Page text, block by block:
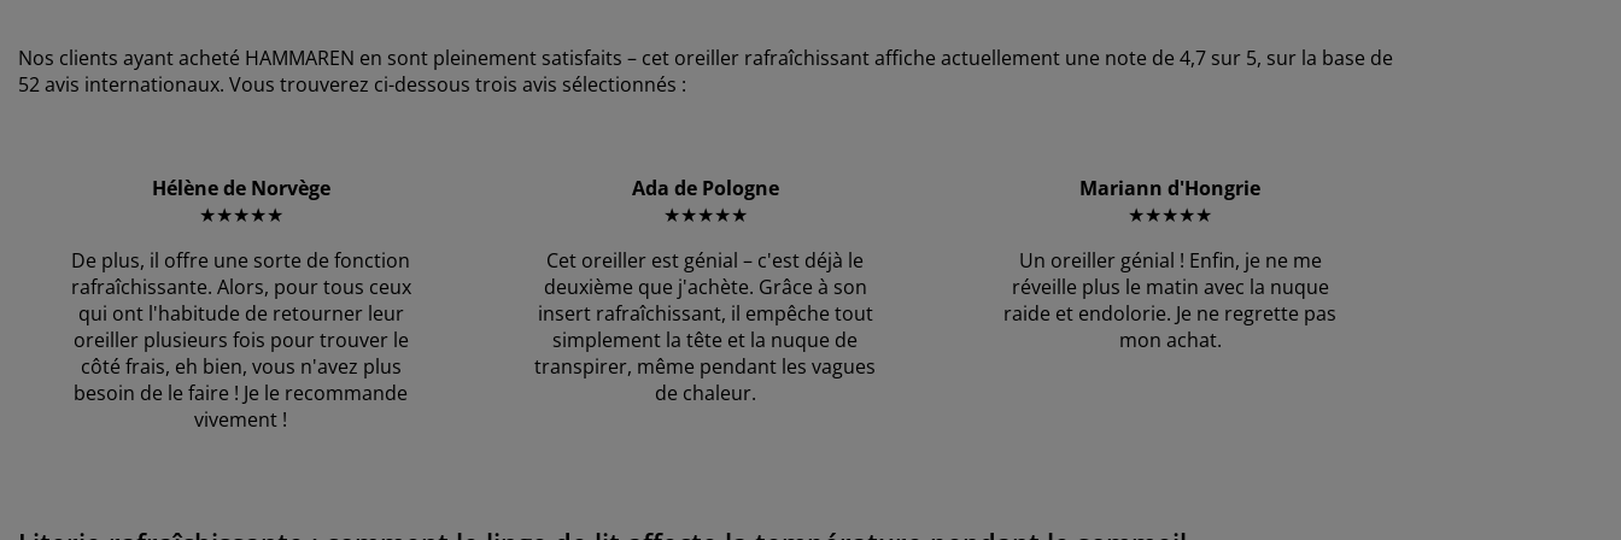
Nos clients ayant acheté HAMMAREN en sont pleinement satisfaits – cet oreiller rafraîchissant affiche actuellement une note de 4,7 sur 5, sur la base de
52 avis internationaux. Vous trouverez ci-dessous trois avis sélectionnés :
Hélène de Norvège
★★★★★
De plus, il offre une sorte de fonction
rafraîchissante. Alors, pour tous ceux
qui ont l'habitude de retourner leur
oreiller plusieurs fois pour trouver le
côté frais, eh bien, vous n'avez plus
besoin de le faire ! Je le recommande
vivement !
Ada de Pologne
★★★★★
Cet oreiller est génial – c'est déjà le
deuxième que j'achète. Grâce à son
insert rafraîchissant, il empêche tout
simplement la tête et la nuque de
transpirer, même pendant les vagues
de chaleur.
Mariann d'Hongrie
★★★★★
Un oreiller génial ! Enfin, je ne me
réveille plus le matin avec la nuque
raide et endolorie. Je ne regrette pas
mon achat.